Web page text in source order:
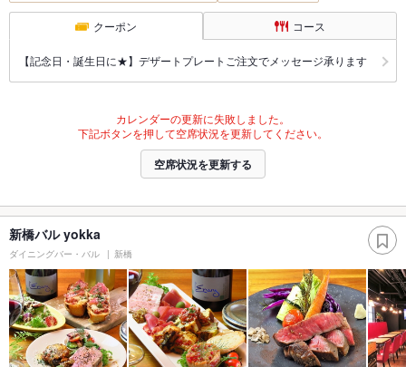
クーポン コース
【記念日・誕生日に★】デザートプレートご注文でメッセージ承ります
カレンダーの更新に失敗しました。
下記ボタンを押して空席状況を更新してください。
空席状況を更新する
新橋バル yokka
ダイニングバー・バル 新橋